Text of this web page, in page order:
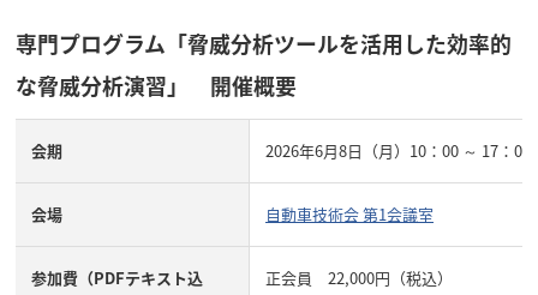
専門プログラム「脅威分析ツールを活用した効率的
な脅威分析演習」 開催概要
会期 2026年6月8日（月）10：00 ～ 17：00
会場 自動車技術会 第1会議室
参加費（PDFテキスト込
正会員 22,000円（税込）